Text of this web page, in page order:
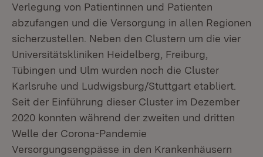
Verlegung von Patientinnen und Patienten
abzufangen und die Versorgung in allen Regionen
sicherzustellen. Neben den Clustern um die vier
Universitätskliniken Heidelberg, Freiburg,
Tübingen und Ulm wurden noch die Cluster
Karlsruhe und Ludwigsburg/Stuttgart etabliert.
Seit der Einführung dieser Cluster im Dezember
2020 konnten während der zweiten und dritten
Welle der Corona-Pandemie
Versorgungsengpässe in den Krankenhäusern